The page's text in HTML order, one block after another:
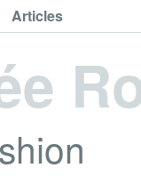
Articles